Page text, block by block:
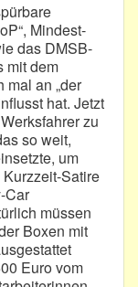
Mindest-
das DMSB-
mit dem
mal an „der
hat. Jetzt
zu
so weit,
um
Satire
Car
müssen
Boxen mit
Euro vom